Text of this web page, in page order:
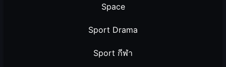
Space
Sport Drama
Sport กีฬา